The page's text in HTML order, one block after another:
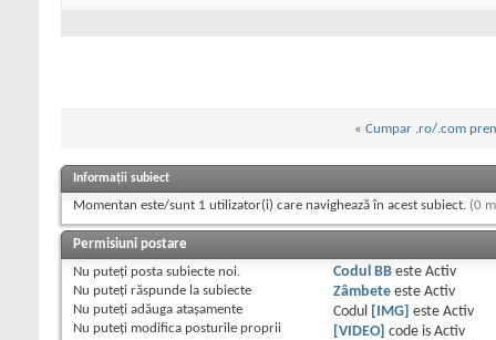
« Cumpar .ro/.com
Informații subiect
Momentan este/sunt 1 utilizator(i) care navighează în acest subiect. (0
Permisiuni postare
Nu puteţi posta subiecte noi.
Nu puteţi răspunde la subiecte
Nu puteţi adăuga ataşamente
Nu puteţi modifica posturile proprii
Codul BBeste Activ
Zâmbeteeste Activ
Codul
[IMG] este Activ
[VIDEO] code is Activ